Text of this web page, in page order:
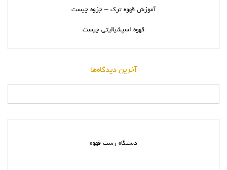
آموزش قهوه ترک – جزوه چیست
قهوه اسپشیالیتی چیست
آخرین دیدگاه‌ها
دستگاه رست قهوه